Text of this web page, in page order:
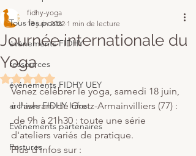
Tous les posts
événements FIDHY
ressources
événements FIDHY UEY
archives FIDHY Infos
Evénements partenaires
Postures
Journée internationale du
Yoga
fidhy-yoga
13 juin 2022 1 min de lecture
Noté NaN étoiles sur 5.
Venez célébrer le yoga, samedi 18 juin,
à l'ashram de Gretz-Armainvilliers (77) :
de 9h à 21h30 : toute une série
d'ateliers variés de pratique.
Plus d'infos sur :